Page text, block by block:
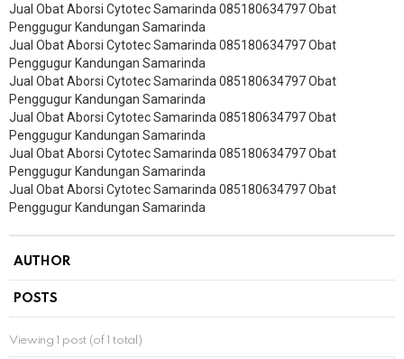
Jual Obat Aborsi Cytotec Samarinda 085180634797 Obat
Penggugur Kandungan Samarinda
Jual Obat Aborsi Cytotec Samarinda 085180634797 Obat
Penggugur Kandungan Samarinda
Jual Obat Aborsi Cytotec Samarinda 085180634797 Obat
Penggugur Kandungan Samarinda
Jual Obat Aborsi Cytotec Samarinda 085180634797 Obat
Penggugur Kandungan Samarinda
Jual Obat Aborsi Cytotec Samarinda 085180634797 Obat
Penggugur Kandungan Samarinda
Jual Obat Aborsi Cytotec Samarinda 085180634797 Obat
Penggugur Kandungan Samarinda
AUTHOR
POSTS
Viewing 1 post (of 1 total)